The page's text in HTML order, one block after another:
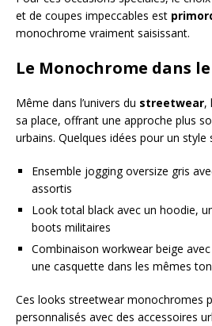
et de coupes impeccables est
monochrome vraiment saisissant.
Le Monochrome dans
Même dans l’univers du streetwear,
sa place, offrant une approche plus
urbains. Quelques idées pour un
Ensemble jogging oversize gris
assortis
Look total black avec un hoodie,
boots militaires
Combinaison workwear beige
une casquette dans les mêmes
Ces looks streetwear monochromes
personnalisés avec des accessoires